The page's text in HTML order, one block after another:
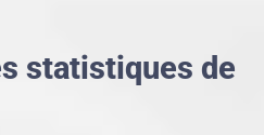
statistiques de